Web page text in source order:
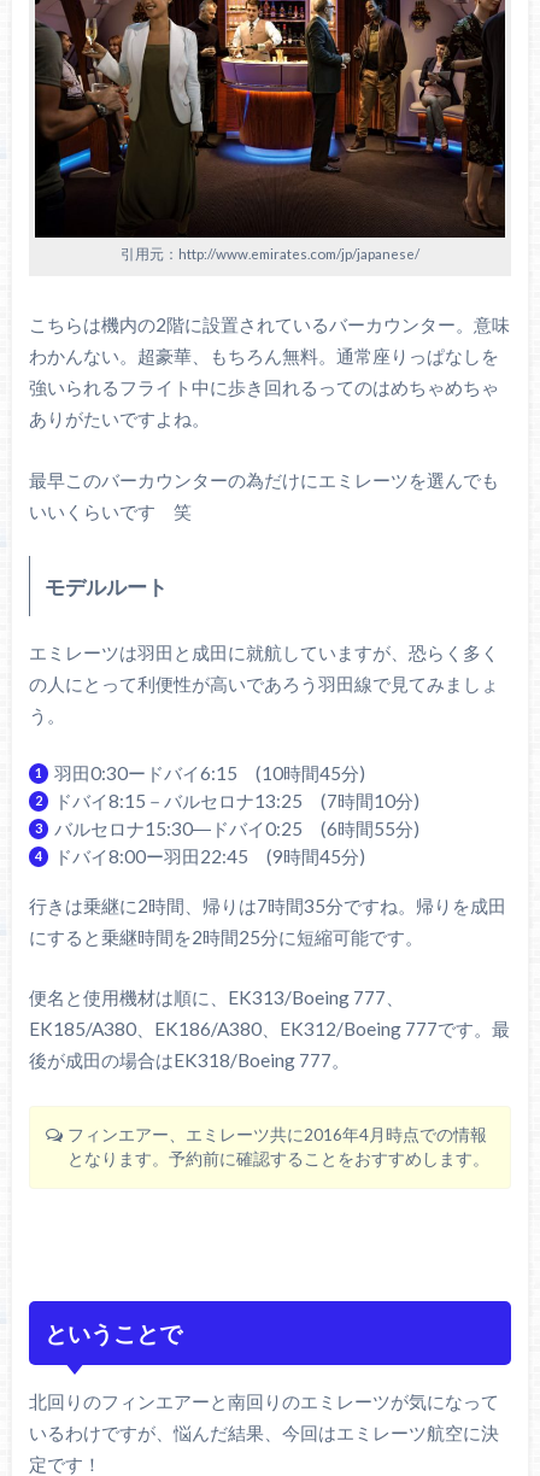
引用元：http://www.emirates.com/jp/japanese/
こちらは機内の2階に設置されているバーカウンター。意味
わかんない。超豪華、もちろん無料。通常座りっぱなしを
強いられるフライト中に歩き回れるってのはめちゃめちゃ
ありがたいですよね。
最早このバーカウンターの為だけにエミレーツを選んでも
いいくらいです 笑
モデルルート
エミレーツは羽田と成田に就航していますが、恐らく多く
の人にとって利便性が高いであろう羽田線で見てみましょ
う。
羽田0:30ードバイ6:15 (10時間45分)
ドバイ8:15－バルセロナ13:25 (7時間10分)
バルセロナ15:30―ドバイ0:25 (6時間55分)
ドバイ8:00ー羽田22:45 (9時間45分)
行きは乗継に2時間、帰りは7時間35分ですね。帰りを成田
にすると乗継時間を2時間25分に短縮可能です。
便名と使用機材は順に、EK313/Boeing 777、
EK185/A380、EK186/A380、EK312/Boeing 777です。最
後が成田の場合はEK318/Boeing 777。
フィンエアー、エミレーツ共に2016年4月時点での情報
となります。予約前に確認することをおすすめします。
ということで
北回りのフィンエアーと南回りのエミレーツが気になって
いるわけですが、悩んだ結果、今回はエミレーツ航空に決
定です！